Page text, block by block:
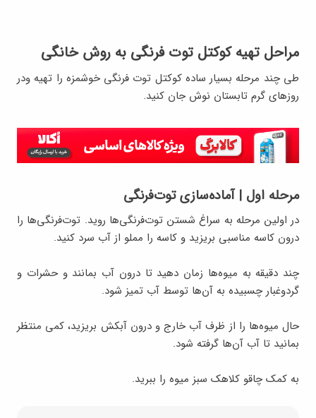
مراحل تهیه کوکتل توت فرنگی به روش خانگی
طی چند مرحله بسیار ساده کوکتل توت فرنگی خوشمزه را تهیه ودر
روزهای گرم تابستان نوش جان کنید.
مرحله اول | آماده‌سازی توت‌فرنگی
در اولین مرحله به سراغ شستن توت‌فرنگی‌ها روید. توت‌فرنگی‌ها را
درون کاسه مناسبی بریزید و کاسه را مملو از آب سرد کنید.
چند دقیقه به میوه‌ها زمان دهید تا درون آب بمانند و حشرات و
گردوغبار چسبیده به آن‌ها توسط آب تمیز شود.
حال میوه‌ها را از ظرف آب خارج و درون آبکش بریزید، کمی منتظر
بمانید تا آب آن‌ها گرفته شود.
به کمک چاقو کلاهک سبز میوه را ببرید.